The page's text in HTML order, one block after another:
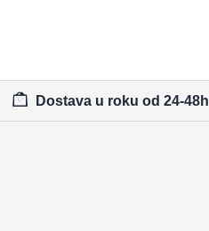
Dostava u roku od 24-48h